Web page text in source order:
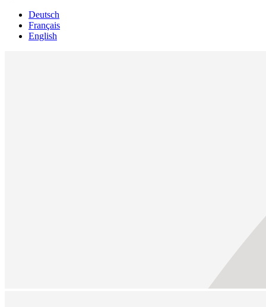
Deutsch
Français
English